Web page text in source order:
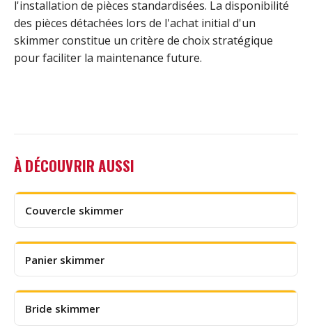
l'installation de pièces standardisées. La disponibilité
des pièces détachées lors de l'achat initial d'un
skimmer constitue un critère de choix stratégique
pour faciliter la maintenance future.
À DÉCOUVRIR AUSSI
Couvercle skimmer
Panier skimmer
Bride skimmer